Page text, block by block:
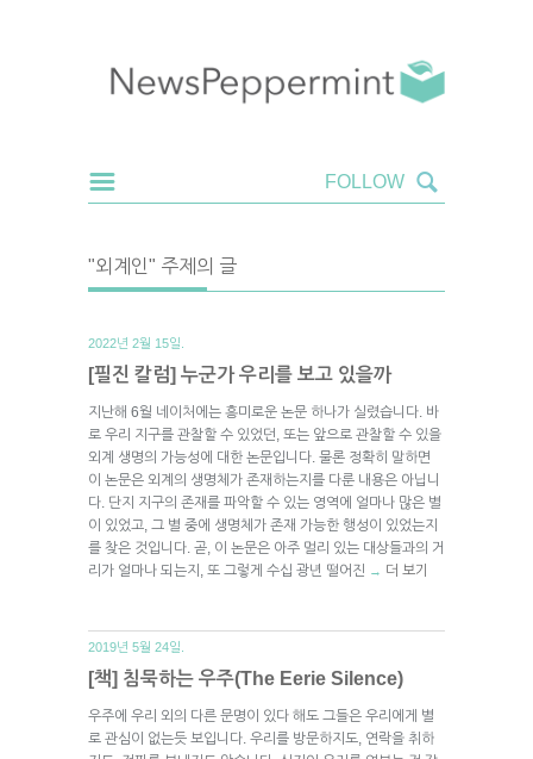
"외계인" 주제의 글
2022년 2월 15일.
[필진 칼럼] 누군가 우리를 보고 있을까
지난해 6월 네이처에는 흥미로운 논문 하나가 실렸습니다. 바
로 우리 지구를 관찰할 수 있었던, 또는 앞으로 관찰할 수 있을
외계 생명의 가능성에 대한 논문입니다. 물론 정확히 말하면
이 논문은 외계의 생명체가 존재하는지를 다룬 내용은 아닙니
다. 단지 지구의 존재를 파악할 수 있는 영역에 얼마나 많은 별
이 있었고, 그 별 중에 생명체가 존재 가능한 행성이 있었는지
를 찾은 것입니다. 곧, 이 논문은 아주 멀리 있는 대상들과의 거
리가 얼마나 되는지, 또 그렇게 수십 광년 떨어진 → 더 보기
2019년 5월 24일.
[책] 침묵하는 우주(The Eerie Silence)
우주에 우리 외의 다른 문명이 있다 해도 그들은 우리에게 별
로 관심이 없는듯 보입니다. 우리를 방문하지도, 연락을 취하